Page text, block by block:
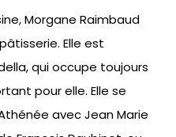
Morgane Raimbaud
Elle est
qui occupe toujours
pour elle. Elle se
avec Jean Marie